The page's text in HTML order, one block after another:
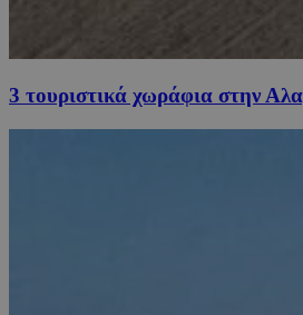
3 τουριστικά χωράφια στην